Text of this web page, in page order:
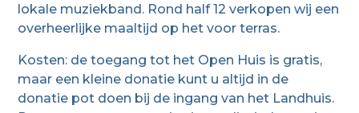
lokale muziekband. Rond half 12 verkopen wij een
overheerlijke maaltijd op het voor terras.
Kosten: de toegang tot het Open Huis is gratis,
maar een kleine donatie kunt u altijd in de
donatie pot doen bij de ingang van het Landhuis.